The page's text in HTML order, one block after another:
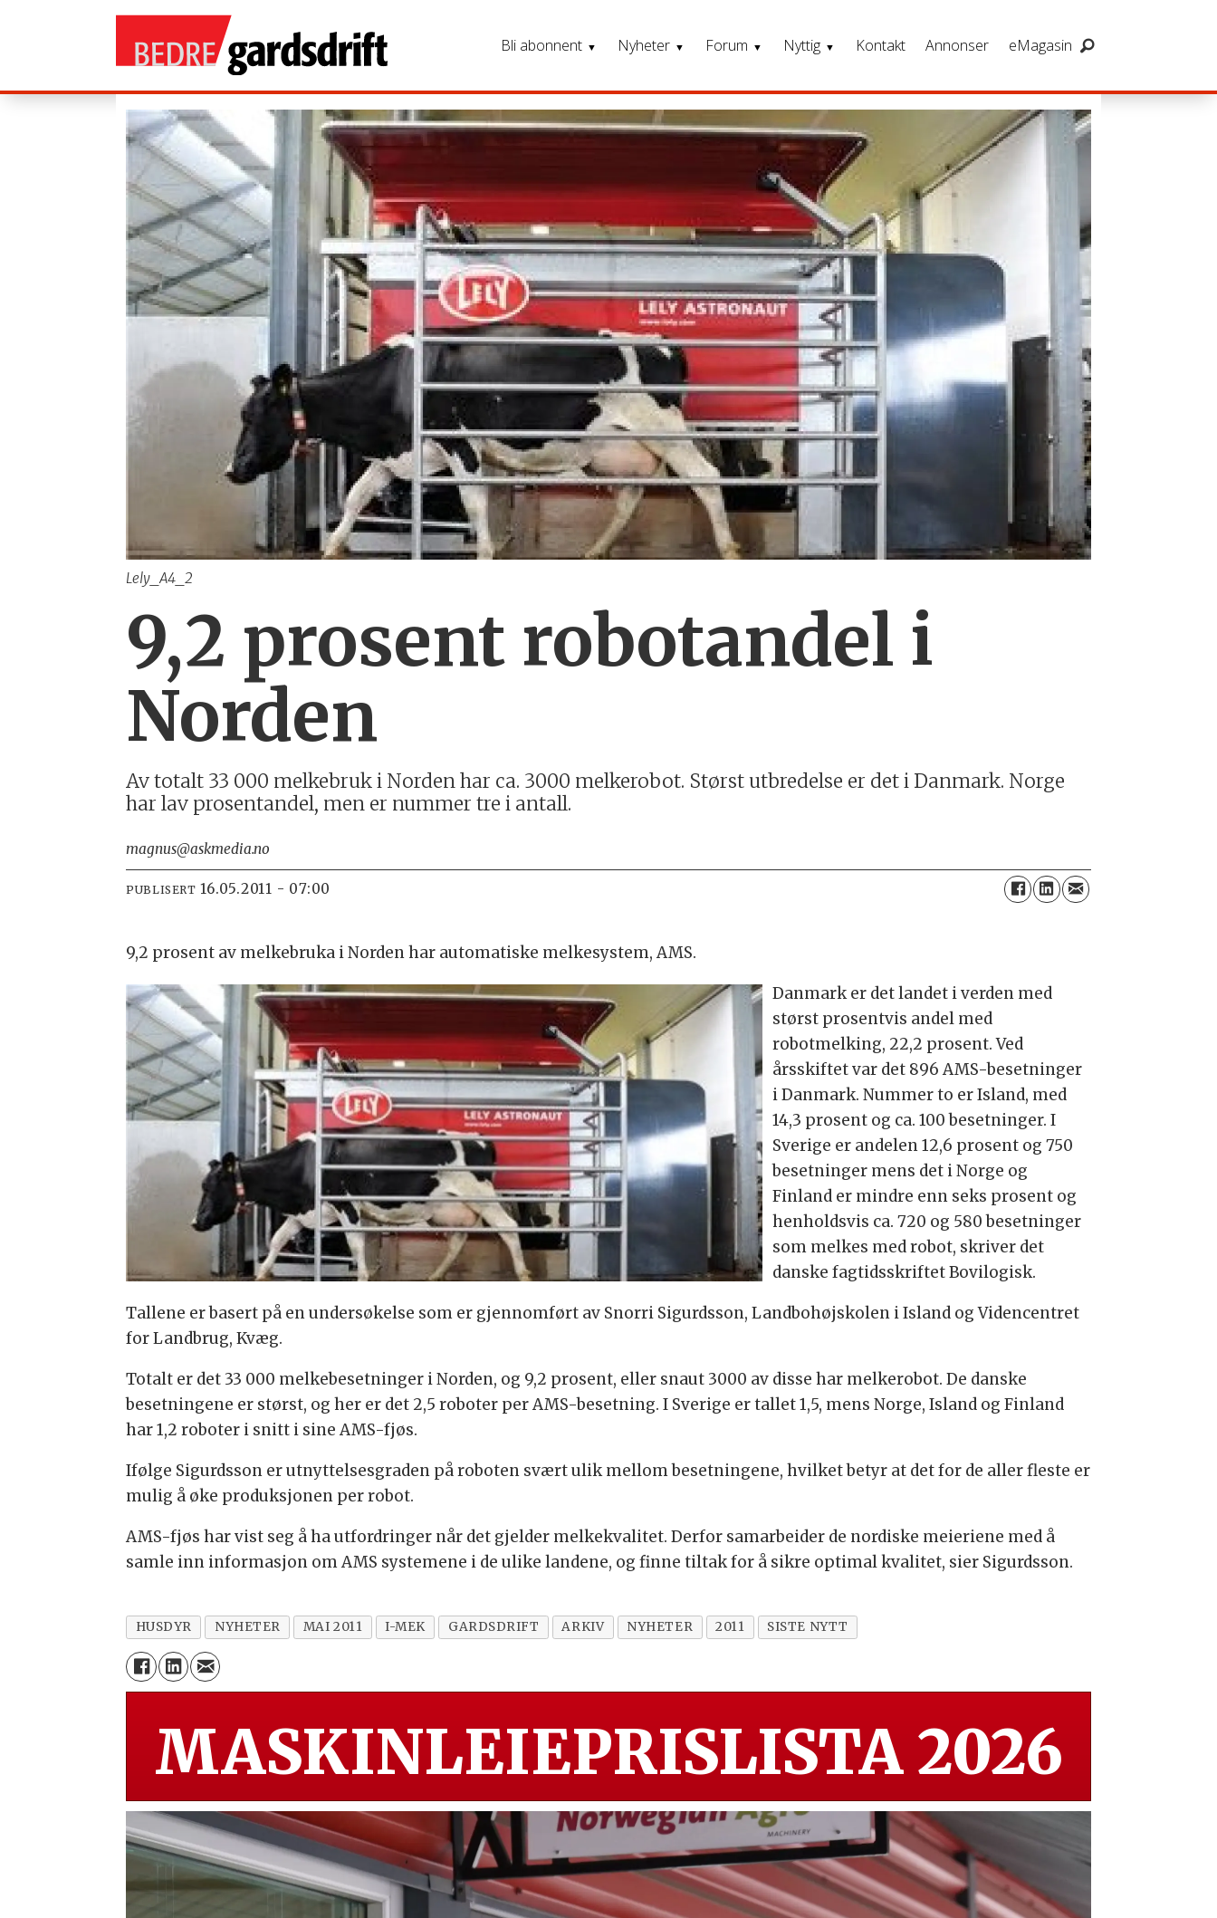
Bli abonnent Nyheter Forum Nyttig Kontakt Annonser eMagasin
Lely_A4_2
9,2 prosent robotandel i
Norden
Av totalt 33 000 melkebruk i Norden har ca. 3000 melkerobot. Størst utbredelse er det i Danmark. Norge
har lav prosentandel, men er nummer tre i antall.
magnus@askmedia.no
PUBLISERT 16.05.2011 - 07:00
9,2 prosent av melkebruka i Norden har automatiske melkesystem, AMS.
Danmark er det landet i verden med
størst prosentvis andel med
robotmelking, 22,2 prosent. Ved
årsskiftet var det 896 AMS-besetninger
i Danmark. Nummer to er Island, med
14,3 prosent og ca. 100 besetninger. I
Sverige er andelen 12,6 prosent og 750
besetninger mens det i Norge og
Finland er mindre enn seks prosent og
henholdsvis ca. 720 og 580 besetninger
som melkes med robot, skriver det
danske fagtidsskriftet Bovilogisk.
Tallene er basert på en undersøkelse som er gjennomført av Snorri Sigurdsson, Landbohøjskolen i Island og Videncentret
for Landbrug, Kvæg.
Totalt er det 33 000 melkebesetninger i Norden, og 9,2 prosent, eller snaut 3000 av disse har melkerobot. De danske
besetningene er størst, og her er det 2,5 roboter per AMS-besetning. I Sverige er tallet 1,5, mens Norge, Island og Finland
har 1,2 roboter i snitt i sine AMS-fjøs.
Ifølge Sigurdsson er utnyttelsesgraden på roboten svært ulik mellom besetningene, hvilket betyr at det for de aller fleste er
mulig å øke produksjonen per robot.
AMS-fjøs har vist seg å ha utfordringer når det gjelder melkekvalitet. Derfor samarbeider de nordiske meieriene med å
samle inn informasjon om AMS systemene i de ulike landene, og finne tiltak for å sikre optimal kvalitet, sier Sigurdsson.
HUSDYR NYHETER MAI 2011 I-MEK GARDSDRIFT ARKIV NYHETER 2011 SISTE NYTT
MASKINLEIEPRISLISTA 2026